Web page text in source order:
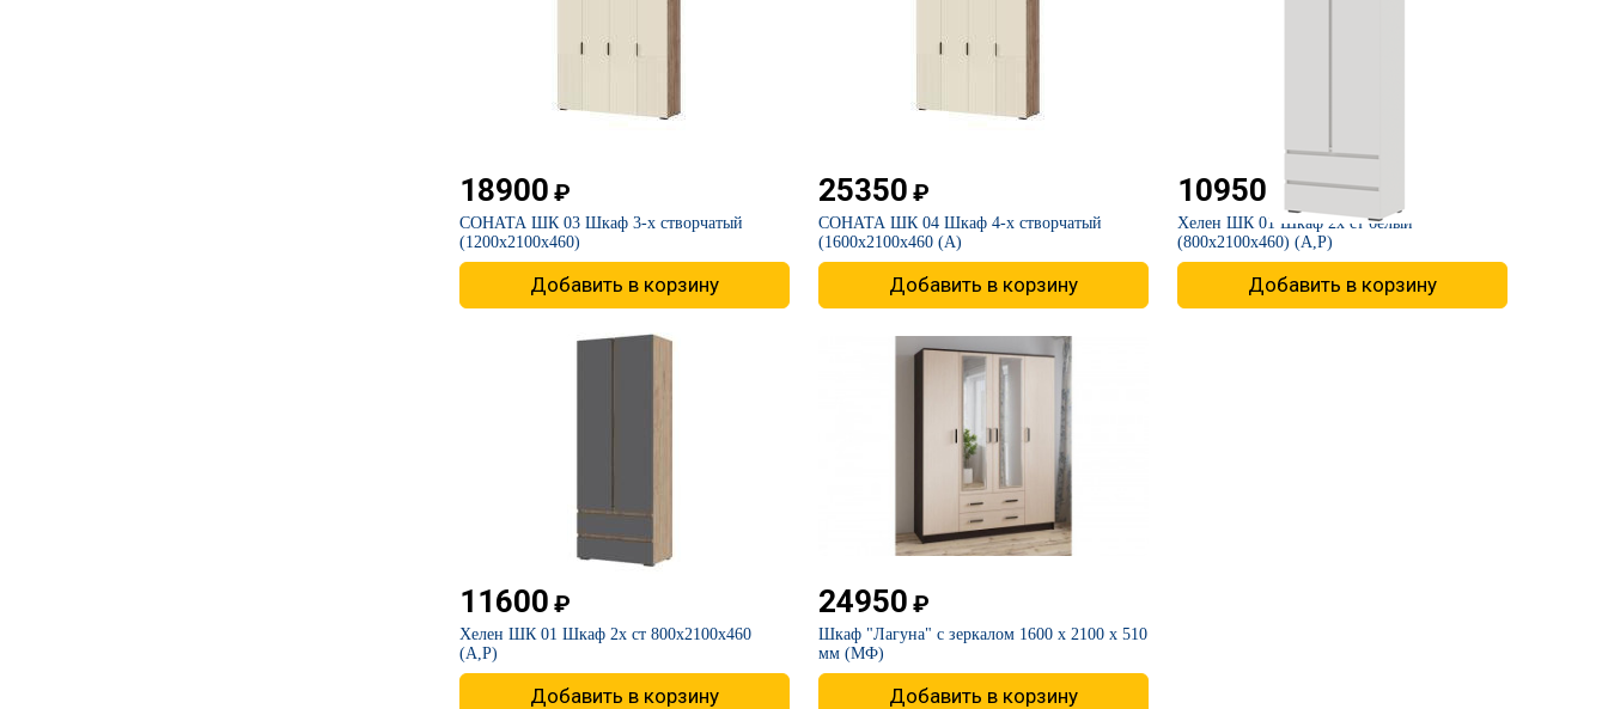
18900 ₽
​СОНАТА ШК 03 Шкаф 3-х створчатый
(1200х2100х460)
Добавить в корзину
25350 ₽
​СОНАТА ШК 04 Шкаф 4-х створчатый
(1600х2100х460 (А)
Добавить в корзину
10950 ₽
​Хелен ШК 01 Шкаф 2х ст белый
(800х2100х460) (А,Р)
Добавить в корзину
11600 ₽
​Хелен ШК 01 Шкаф 2х ст 800х2100х460
(А,Р)
Добавить в корзину
24950 ₽
​Шкаф "Лагуна" с зеркалом​ 1600 х 2100 х 510
мм (МФ)
Добавить в корзину